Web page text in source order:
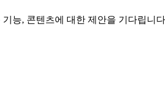
능, 콘텐츠에 대한 제안을 기다립니다